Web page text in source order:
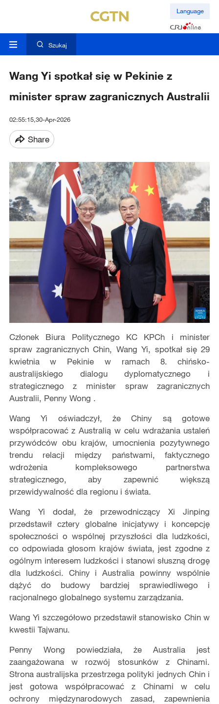
Language
Szukaj
Wang Yi spotkał się w Pekinie z
minister spraw zagranicznych Australii
02:55:15,30-Apr-2026
Share
Członek Biura Politycznego KC KPCh i minister
spraw zagranicznych Chin, Wang Yi, spotkał się 29
kwietnia w Pekinie w ramach 8. chińsko-
australijskiego dialogu dyplomatycznego i
strategicznego z minister spraw zagranicznych
Australii, Penny Wong .
Wang Yi oświadczył, że Chiny są gotowe
współpracować z Australią w celu wdrażania ustaleń
przywódców obu krajów, umocnienia pozytywnego
trendu relacji między państwami, faktycznego
wdrożenia kompleksowego partnerstwa
strategicznego, aby zapewnić większą
przewidywalność dla regionu i świata.
Wang Yi dodał, że przewodniczący Xi Jinping
przedstawił cztery globalne inicjatywy i koncepcję
społeczności o wspólnej przyszłości dla ludzkości,
co odpowiada głosom krajów świata, jest zgodne z
ogólnym interesem ludzkości i stanowi słuszną drogę
dla ludzkości. Chiny i Australia powinny wspólnie
dążyć do budowy bardziej sprawiedliwego i
racjonalnego globalnego systemu zarządzania.
Wang Yi szczegółowo przedstawił stanowisko Chin w
kwestii Tajwanu.
Penny Wong powiedziała, że Australia jest
zaangażowana w rozwój stosunków z Chinami.
Strona australijska przestrzega polityki jednych Chin i
jest gotowa współpracować z Chinami w celu
ochrony międzynarodowych zasad, zapewnienia